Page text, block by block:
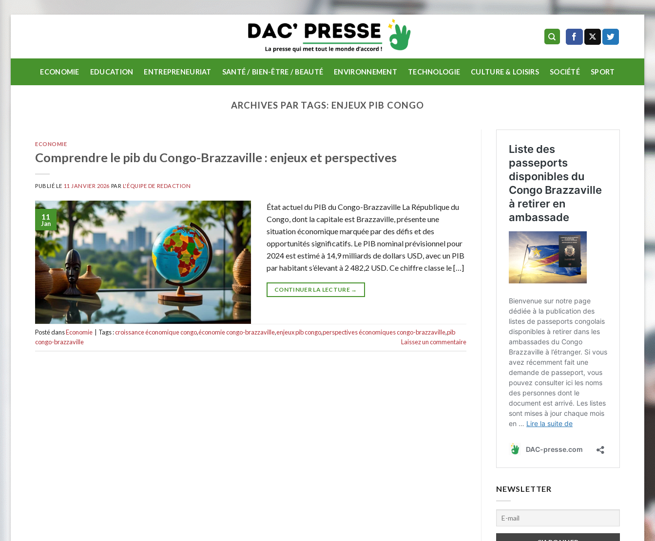
ECONOMIE EDUCATION ENTREPRENEURIAT SANTÉ / BIEN-ÊTRE / BEAUTÉ ENVIRONNEMENT TECHNOLOGIE CULTURE & LOISIRS SOCIÉTÉ SPORT
ARCHIVES PAR TAGS: ENJEUX PIB CONGO
ECONOMIE
Comprendre le pib du Congo-Brazzaville : enjeux et perspectives
PUBLIÉ LE 11 JANVIER 2026 PAR L'ÉQUIPE DE REDACTION
11
Jan
État actuel du PIB du Congo-Brazzaville La République du
Congo, dont la capitale est Brazzaville, présente une
situation économique marquée par des défis et des
opportunités significatifs. Le PIB nominal prévisionnel pour
2024 est estimé à 14,9 milliards de dollars USD, avec un PIB
par habitant s’élevant à 2 482,2 USD. Ce chiffre classe le […]
CONTINUER LA LECTURE →
Posté dansEconomie Tags :croissance économique congo,économie congo-brazzaville,enjeux pib congo,perspectives économiques congo-brazzaville,pib
congo-brazzaville
Laissez un commentaire
NEWSLETTER